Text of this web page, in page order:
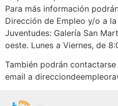
Para más información
Dirección de Empleo y/o a
Juventudes: Galería San
oeste. Lunes a Viernes, de
También podrán
email a